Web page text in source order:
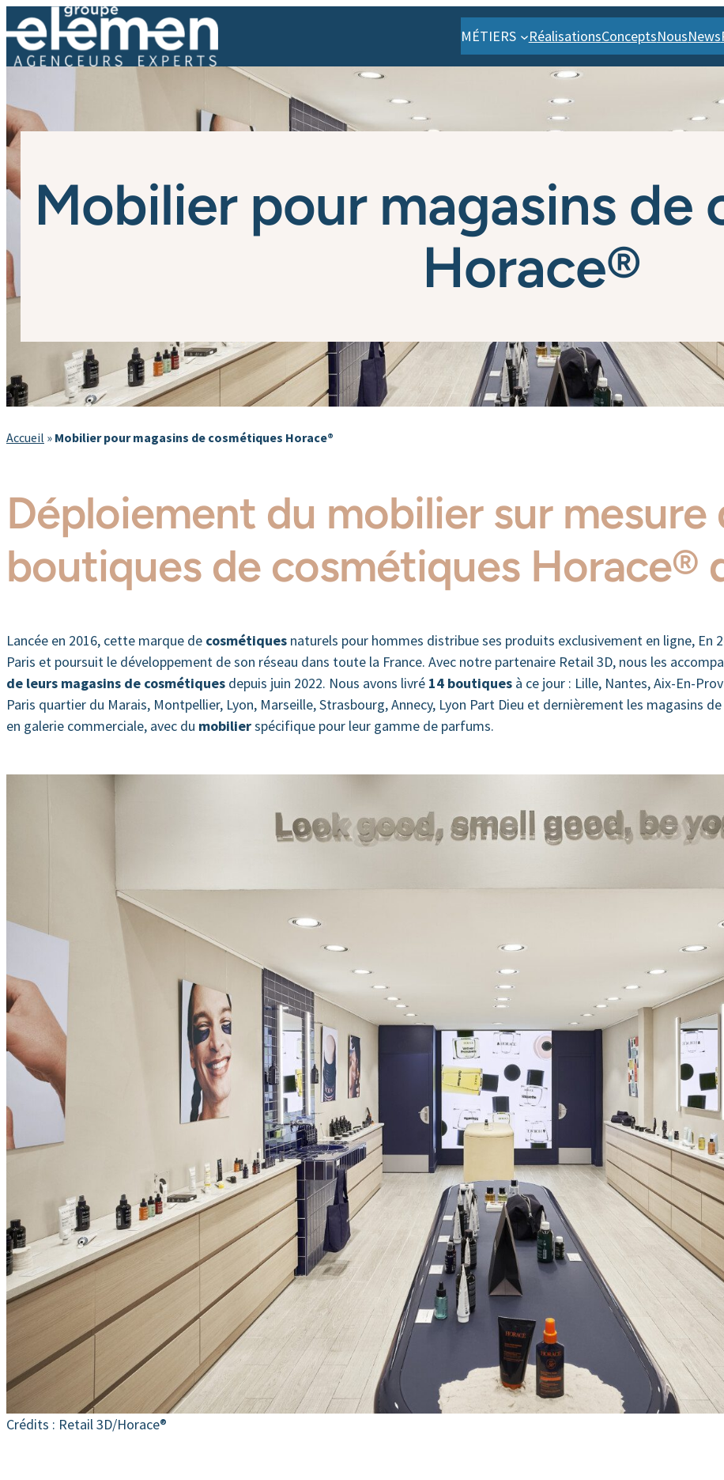
MÉTIERS RéalisationsConceptsNousNews
Mobilier pour magasins de
Horace®
Accueil » Mobilier pour magasins de cosmétiques Horace®
Déploiement du mobilier sur mesure
boutiques de cosmétiques Horace®
Lancée en 2016, cette marque de cosmétiques naturels pour hommes distribue ses produits exclusivement en ligne, En
Paris et poursuit le développement de son réseau dans toute la France. Avec notre partenaire Retail 3D, nous les
de leurs magasins de cosmétiques depuis juin 2022. Nous avons livré 14 boutiques à ce jour : Lille, Nantes, Aix-En-
Paris quartier du Marais, Montpellier, Lyon, Marseille, Strasbourg, Annecy, Lyon Part Dieu et dernièrement les magasins de
en galerie commerciale, avec du mobilierspécifique pour leur gamme de parfums.
Crédits : Retail 3D/Horace®